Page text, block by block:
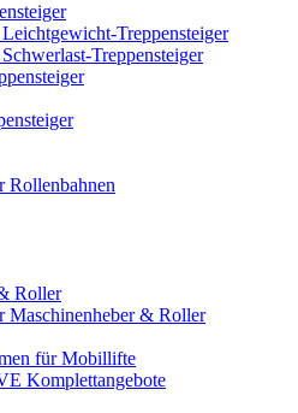
Treppensteiger
Treppensteiger
Rollenbahnen
Roller
Maschinenheber & Roller
für Mobillifte
Komplettangebote